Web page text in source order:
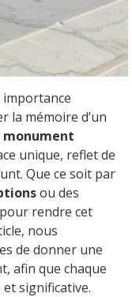
la mémoire d’un
monument
unique, reflet de
Que ce soit par
ou des
rendre cet
nous
de donner une
afin que chaque
significative.